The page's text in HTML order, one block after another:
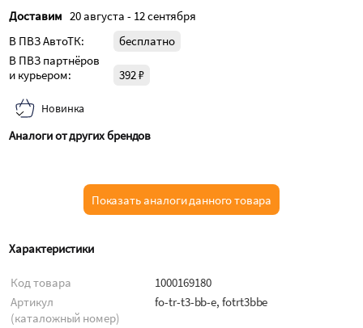
Доставим 20 августа - 12 сентября
В ПВЗ АвтоТК:
бесплатно
В ПВЗ партнёров
и курьером:
392 ₽
Новинка
Аналоги от других брендов
Показать аналоги данного товара
Характеристики
Код товара
1000169180
Артикул
(каталожный номер)
fo-tr-t3-bb-e, fotrt3bbe